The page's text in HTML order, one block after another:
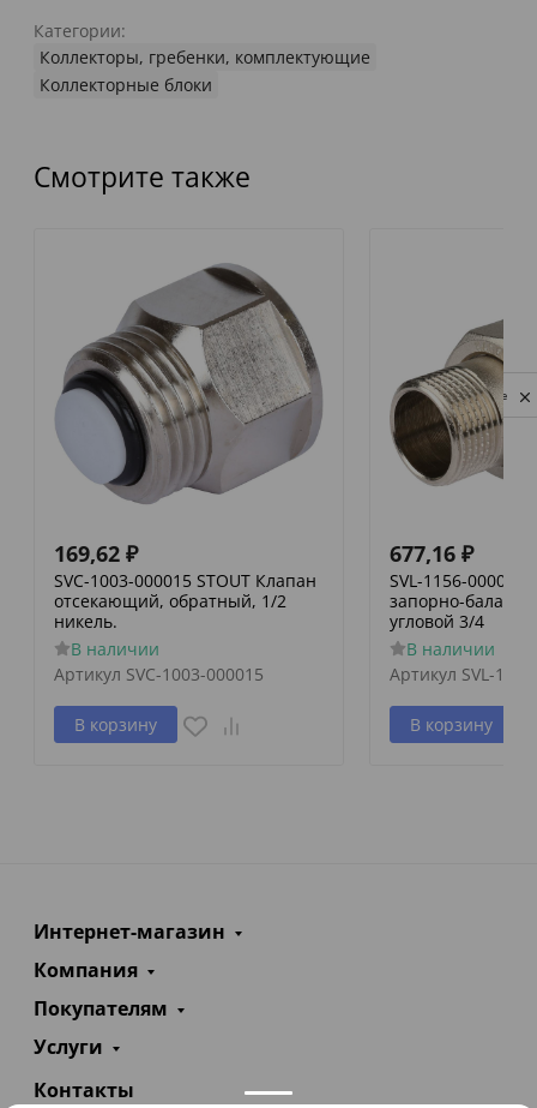
Категории:
Коллекторы, гребенки, комплектующие
Коллекторные блоки
Смотрите также
169,62 ₽
SVC-1003-000015 STOUT Клапан
отсекающий, обратный, 1/2
никель.
В наличии
Артикул SVC-1003-000015
В корзину
677,16 ₽
SVL-1156-000020
запорно-
угловой 3/4
В наличии
Артикул SVL-
В корзину
Интернет-магазин
Компания
Покупателям
Услуги
Контакты
Privacy notice